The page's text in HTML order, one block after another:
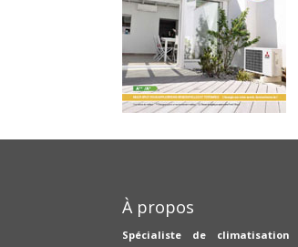
À propos
Spécialiste de climatisation